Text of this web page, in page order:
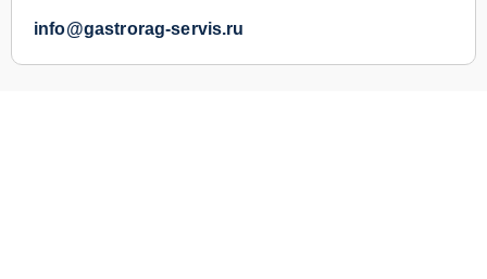
info@gastrorag-servis.ru